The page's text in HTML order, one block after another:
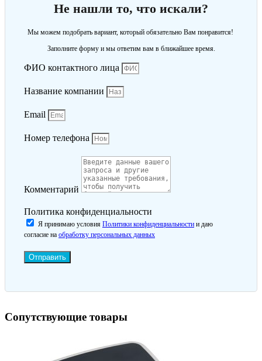
Не нашли то, что искали?
Мы можем подобрать вариант, который обязательно Вам понравится!
Заполните форму и мы ответим вам в ближайшее время.
ФИО контактного лица
Название компании
Email
Номер телефона
Комментарий
Политика конфиденциальности
Я принимаю условия Политики конфиденциальности и даю
согласие на обработку персональных данных
Отправить
Сопутствующие товары